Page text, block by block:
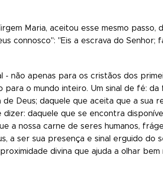
Maria, aceitou esse mesmo passo,
connosco": "Eis a escrava do Senhor;
não apenas para os cristãos dos
o mundo inteiro. Um sinal de fé: da
Deus; daquele que aceita que a sua
daquele que se encontra
a nossa carne de seres humanos,
a ser sua presença e sinal erguido do
divina que ajuda a olhar bem